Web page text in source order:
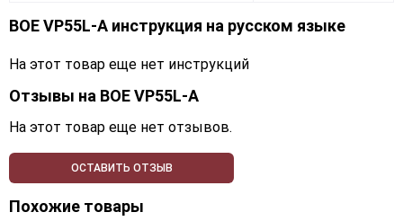
BOE VP55L-A инструкция на русском языке
На этот товар еще нет инструкций
Отзывы на BOE VP55L-A
На этот товар еще нет отзывов.
ОСТАВИТЬ ОТЗЫВ
Похожие товары